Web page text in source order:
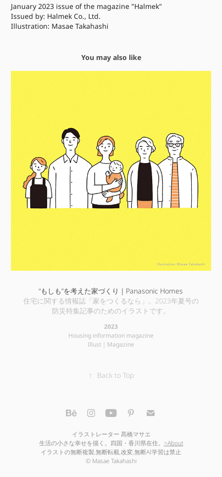
January 2023 issue of the magazine "Halmek"
Issued by: Halmek Co., Ltd.
Illustration: Masae Takahashi
You may also like
“もしも”を考えた家づくり｜Panasonic Homes
住宅に関する情報誌「家をつくるなら」。2023年夏号の
防災特集記事のためのイラストです。
2023
Housing information magazine
Illust｜Magazine
↑ Back to Top
イラストレーター 髙橋マサエ
生活の小さな幸せを描く。四国・香川県在住。>About
イラストの無断複製,無断転載,改変,無断AI学習は禁止
© Masae Takahashi